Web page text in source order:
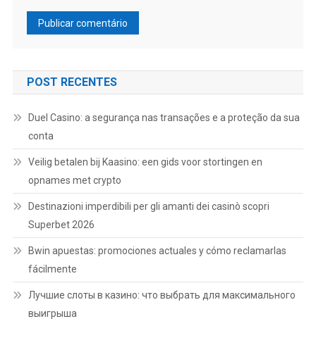
POST RECENTES
Duel Casino: a segurança nas transações e a proteção da sua
conta
Veilig betalen bij Kaasino: een gids voor stortingen en
opnames met crypto
Destinazioni imperdibili per gli amanti dei casinò scopri
Superbet 2026
Bwin apuestas: promociones actuales y cómo reclamarlas
fácilmente
Лучшие слоты в казино: что выбрать для максимального
выигрыша